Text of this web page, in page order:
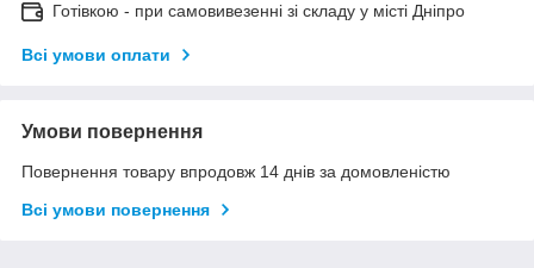
Готівкою - при самовивезенні зі складу у місті Дніпро
Всі умови оплати
Умови повернення
Повернення товару впродовж 14 днів за домовленістю
Всі умови повернення